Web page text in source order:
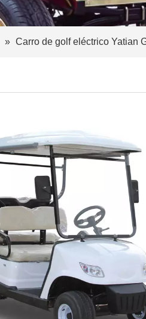
» Carro de golf eléctrico Yatian